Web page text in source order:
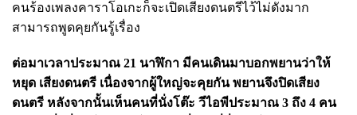
คนร้องเพลงคาราโอเกะก็จะเปิดเสียงดนตรีไว้ไม่ดังมาก
สามารถพูดคุยกันรู้เรื่อง
ต่อมาเวลาประมาณ 21 นาฬิกา มีคนเดินมาบอกพยานว่าให้
หยุด เสียงดนตรี เนื่องจากผู้ใหญ่จะคุยกัน พยานจึงปิดเสียง
ดนตรี หลังจากนั้นเห็นคนที่นั่งโต๊ะ วีไอพีประมาณ 3 ถึง 4 คน